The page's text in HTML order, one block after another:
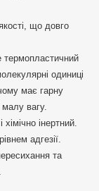
що довго
термопластичний
одиниці
має гарну
малу вагу.
інертний.
адгезії.
та